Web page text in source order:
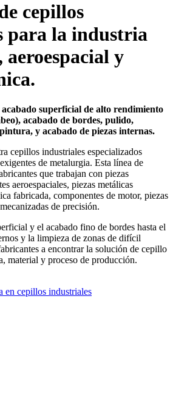
cepillos
para la industria
y
superficial de alto rendimiento
acabado de bordes, pulido,
y acabado de piezas internas.
cepillos industriales especializados
de metalurgia. Esta línea de
que trabajan con piezas
aeroespaciales, piezas metálicas
fabricada, componentes de motor, piezas
de precisión.
y el acabado fino de bordes hasta el
y la limpieza de zonas de difícil
a encontrar la solución de cepillo
material y proceso de producción.
en cepillos industriales